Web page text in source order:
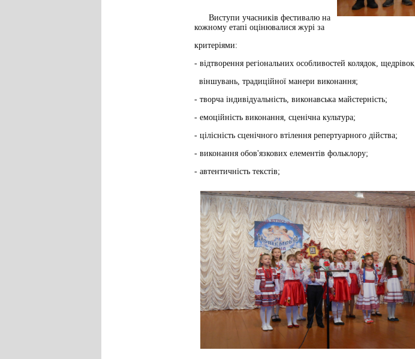
Виступи учасників фестивалю на
кожному етапі оцінювалися журі за
критеріями:
- відтворення регіональних особливостей колядок, щедрівок,
віншувань, традиційної манери виконання;
- творча індивідуальність, виконавська майстерність;
- емоційність виконання, сценічна культура;
- цілісність сценічного втілення репертуарного дійства;
- виконання обов'язкових елементів фольклору;
- автентичність текстів;